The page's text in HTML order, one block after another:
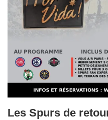
Les Spurs de